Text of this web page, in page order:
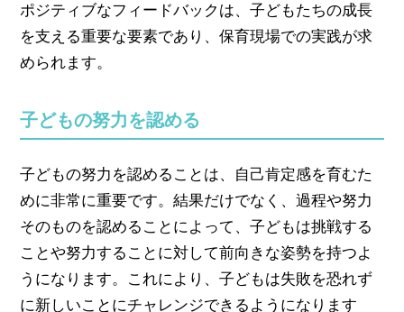
ポジティブなフィードバックは、子どもたちの成長
を支える重要な要素であり、保育現場での実践が求
められます。
子どもの努力を認める
子どもの努力を認めることは、自己肯定感を育むた
めに非常に重要です。結果だけでなく、過程や努力
そのものを認めることによって、子どもは挑戦する
ことや努力することに対して前向きな姿勢を持つよ
うになります。これにより、子どもは失敗を恐れず
に新しいことにチャレンジできるようになります